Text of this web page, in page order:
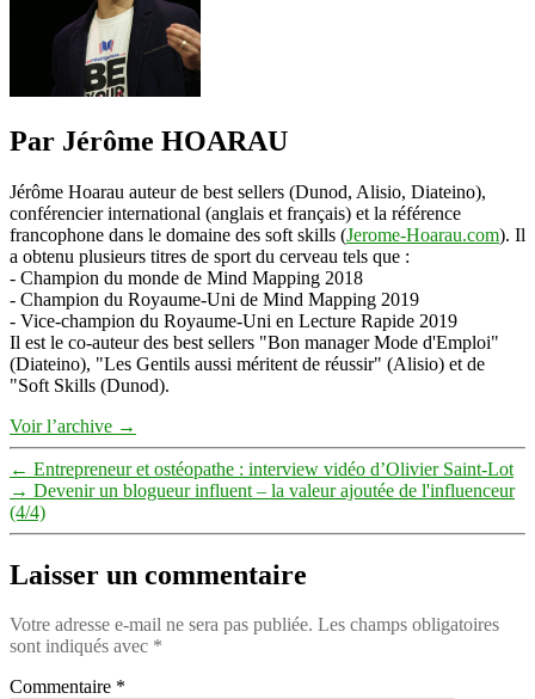
Par Jérôme HOARAU
Jérôme Hoarau auteur de best sellers (Dunod, Alisio, Diateino),
conférencier international (anglais et français) et la référence
francophone dans le domaine des soft skills (Jerome-Hoarau.com). Il
a obtenu plusieurs titres de sport du cerveau tels que :
- Champion du monde de Mind Mapping 2018
- Champion du Royaume-Uni de Mind Mapping 2019
- Vice-champion du Royaume-Uni en Lecture Rapide 2019
Il est le co-auteur des best sellers "Bon manager Mode d'Emploi"
(Diateino), "Les Gentils aussi méritent de réussir" (Alisio) et de
"Soft Skills (Dunod).
Voir l’archive →
← Entrepreneur et ostéopathe : interview vidéo d’Olivier Saint-Lot
→ Devenir un blogueur influent – la valeur ajoutée de l'influenceur
(4/4)
Laisser un commentaire
Votre adresse e-mail ne sera pas publiée. Les champs obligatoires
sont indiqués avec *
Commentaire *